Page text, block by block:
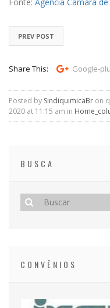
PREV POST
Share This: Google-
Posted by SindiquimicaBr on
2020 at 11:15 am in
BUSCA
CONVÊNIOS